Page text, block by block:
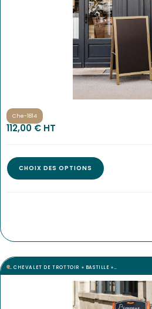
Che-1814
112,00€ HT
CHOIX DES OPTIONS
CHEVALET DE TROTTOIR « BASTILLE »…